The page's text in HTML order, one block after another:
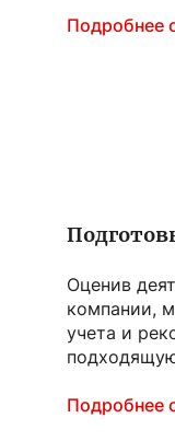
Подробнее
Оценив
компании,
учета и
Подробнее